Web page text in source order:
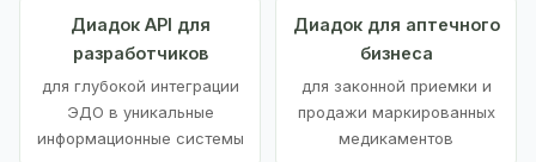
Диадок API для
разработчиков
для глубокой интеграции
ЭДО в уникальные
информационные системы
Диадок для аптечного
бизнеса
для законной приемки и
продажи маркированных
медикаментов